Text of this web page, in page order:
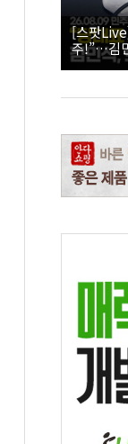
[스팟
주!”…김
호소 |